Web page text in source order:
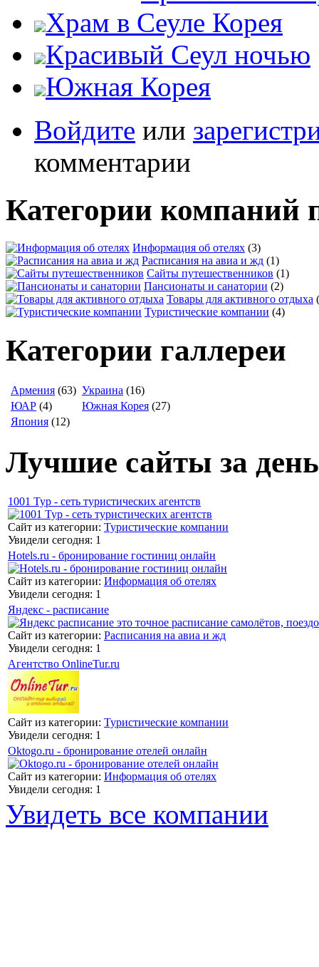
Храм в Сеуле Корея
Красивый Сеул ночью
Южная Корея
Войдите или
комментарии
Категории компаний
Информация об отелях (3)
Расписания на авиа и жд (1)
Сайты путешественников (1)
Пансионаты и санатории (2)
Товары для активного отдыха
Туристические компании (4)
Категории галлереи
Армения (63) Украина (16)
ЮАР (4) Южная Корея (27)
Япония (12)
Лучшие сайты за день
1001 Тур - сеть туристических агентств
Сайт из категории: Туристические компании
Увидели сегодня: 1
Hotels.ru - бронирование гостиниц онлайн
Сайт из категории: Информация об отелях
Увидели сегодня: 1
Яндекс - расписание
Сайт из категории: Расписания на авиа и жд
Увидели сегодня: 1
Агентство OnlineTur.ru
Сайт из категории: Туристические компании
Увидели сегодня: 1
Oktogo.ru - бронирование отелей онлайн
Сайт из категории: Информация об отелях
Увидели сегодня: 1
Увидеть все компании